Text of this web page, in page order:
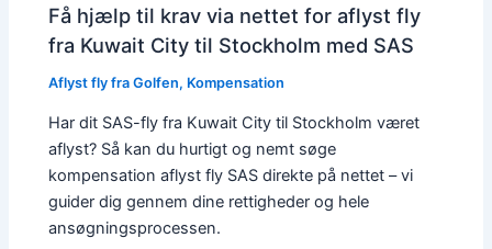
Få hjælp til krav via nettet for aflyst fly
fra Kuwait City til Stockholm med SAS
Aflyst fly fra Golfen, Kompensation
Har dit SAS-fly fra Kuwait City til Stockholm været
aflyst? Så kan du hurtigt og nemt søge
kompensation aflyst fly SAS direkte på nettet – vi
guider dig gennem dine rettigheder og hele
ansøgningsprocessen.